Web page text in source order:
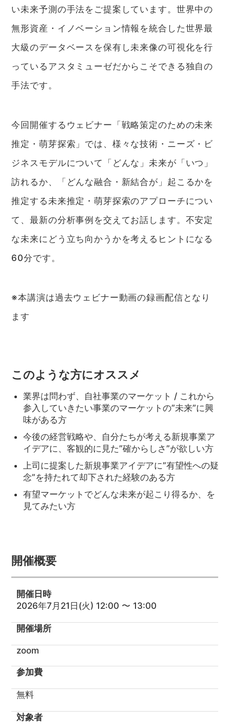
い未来予測の手法をご提案しています。世界中の
無形資産・イノベーション情報を統合した世界最
大級のデータベースを保有し未来像の可視化を行
っているアスタミューゼだからこそできる独自の
手法です。
今回開催するウェビナー「戦略策定のための未来
推定・萌芽探索」では、様々な技術・ニーズ・ビ
ジネスモデルについて「どんな」未来が「いつ」
訪れるか、「どんな融合・新結合が」起こるかを
推定する未来推定・萌芽探索のアプローチについ
て、最新の分析事例を交えてお話します。不安定
な未来にどう立ち向かうかを考えるヒントになる
60分です。
※本講演は過去ウェビナー動画の録画配信となり
ます
このような方にオススメ
業界は問わず、自社事業のマーケット / これから
参入していきたい事業のマーケットの”未来”に興
味がある方
今後の経営戦略や、自分たちが考える新規事業ア
イデアに、客観的に見た”確からしさ”が欲しい方
上司に提案した新規事業アイデアに”有望性への疑
念”を持たれて却下された経験のある方
有望マーケットでどんな未来が起こり得るか、を
見てみたい方
開催概要
開催日時
2026年7月21日(火) 12:00 〜 13:00
開催場所
zoom
参加費
無料
対象者